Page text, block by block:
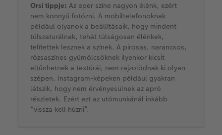
Orsi tippje: Az eper színe nagyon élénk, ezért
nem könnyű fotózni. A mobiltelefonoknak
például olyanok a beállításaik, hogy mindent
túlszaturálnak, tehát túlságosan élénkek,
telítettek lesznek a színek. A pirosas, narancsos,
rózsaszínes gyümölcsöknek ilyenkor kicsit
eltűnhetnek a textúrái, nem rajzolódnak ki olyan
szépen. Instagram-képeken például gyakran
látszik, hogy nem érvényesülnek az apró
részletek. Ezért ezt az utómunkánál inkább
“vissza kell húzni”.